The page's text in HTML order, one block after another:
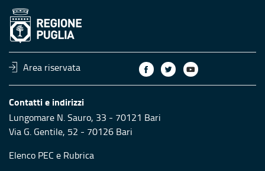
Area riservata
Contatti e indirizzi
Lungomare N. Sauro, 33 - 70121 Bari
Via G. Gentile, 52 - 70126 Bari
Elenco PEC e Rubrica